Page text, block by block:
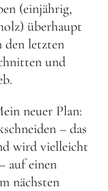
(einjährig,
überhaupt
den letzten
und
neuer Plan:
– das
wird vielleicht
auf einen
nächsten